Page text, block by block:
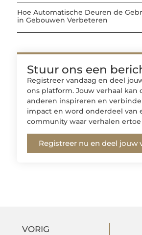
Hoe Automatische Deuren de
in Gebouwen Verbeteren
Stuur ons een
Registreer vandaag en deel
ons platform. Jouw verhaal kan
anderen inspireren en
impact en word onderdeel van
community waar verhalen
Registreer nu en deel jouw
VORIG